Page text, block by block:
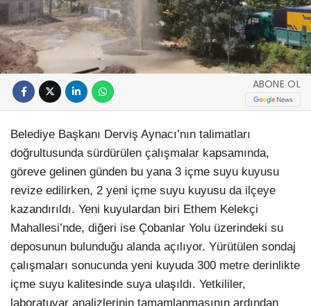
ABONE OL
Belediye Başkanı Derviş Aynacı’nın talimatları
doğrultusunda sürdürülen çalışmalar kapsamında,
göreve gelinen günden bu yana 3 içme suyu kuyusu
revize edilirken, 2 yeni içme suyu kuyusu da ilçeye
kazandırıldı. Yeni kuyulardan biri Ethem Kelekçi
Mahallesi’nde, diğeri ise Çobanlar Yolu üzerindeki su
deposunun bulunduğu alanda açılıyor. Yürütülen sondaj
çalışmaları sonucunda yeni kuyuda 300 metre derinlikte
içme suyu kalitesinde suya ulaşıldı. Yetkililer,
laboratuvar analizlerinin tamamlanmasının ardından